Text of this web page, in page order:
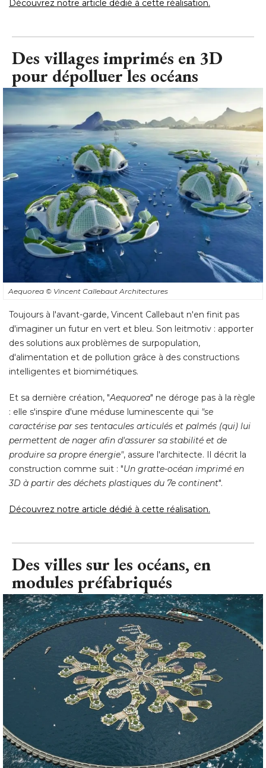
Découvrez notre article dédié à cette réalisation.
Des villages imprimés en 3D
pour dépolluer les océans
Aequorea © Vincent Callebaut Architectures
Toujours à l'avant-garde, Vincent Callebaut n'en finit pas
d'imaginer un futur en vert et bleu. Son leitmotiv : apporter
des solutions aux problèmes de surpopulation,
d'alimentation et de pollution grâce à des constructions
intelligentes et biomimétiques.
Et sa dernière création, "Aequorea" ne déroge pas à la règle
: elle s'inspire d'une méduse luminescente qui "se
caractérise par ses tentacules articulés et palmés (qui) lui
permettent de nager afin d'assurer sa stabilité et de
produire sa propre énergie", assure l'architecte. Il décrit la
construction comme suit : "Un gratte-océan imprimé en
3D à partir des déchets plastiques du 7e continent".
Découvrez notre article dédié à cette réalisation.
Des villes sur les océans, en
modules préfabriqués